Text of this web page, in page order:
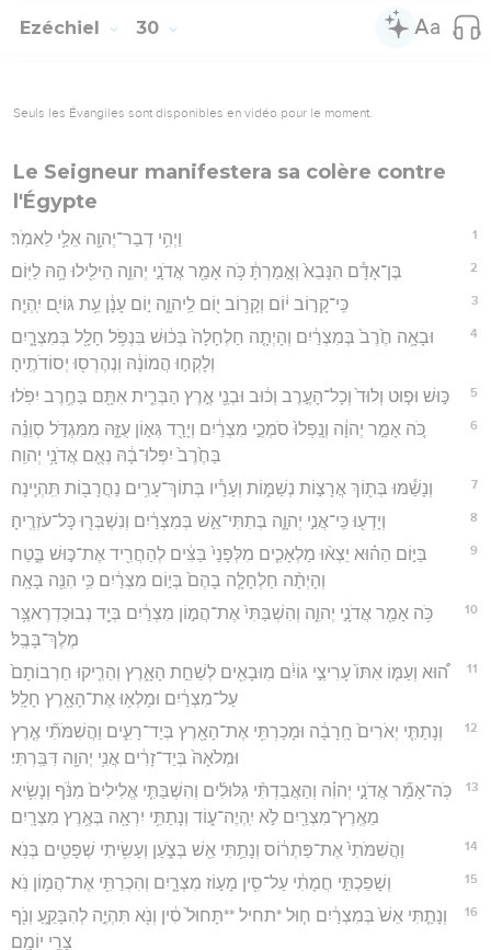
Ezéchiel 30
Seuls les Évangiles sont disponibles en vidéo pour le moment.
Le Seigneur manifestera sa colère contre
l'Égypte
1 וַיְהִ֥י דְבַר־יְהוָ֖ה אֵלַ֥י לֵאמֹֽר׃
2 בֶּן־אָדָ֕ם הִנָּבֵא֙ וְאָ֣מַרְתָּ֔ כֹּ֥ה אָמַ֖ר אֲדֹנָ֣י יְהוִ֑ה הֵילִ֖ילוּ הָ֥הּ לַיּֽוֹם׃
3 כִּֽי־קָר֣וֹב י֔וֹם וְקָר֥וֹב י֖וֹם לַֽיהוָ֑ה י֣וֹם עָנָ֔ן עֵ֥ת גּוֹיִ֖ם יִֽהְיֶֽה׃
4
וּבָאָ֥ה חֶ֙רֶב֙ בְּמִצְרַ֔יִם וְהָיְתָ֤ה חַלְחָלָה֙ בְּכ֔וּשׁ בִּנְפֹ֥ל חָלָ֖ל בְּמִצְרָ֑יִם
וְלָקְח֣וּ הֲמוֹנָ֔הּ וְנֶהֶרְס֖וּ יְסוֹדֹתֶֽיהָ׃
5 כּ֣וּשׁ וּפ֤וּט וְלוּד֙ וְכָל־הָעֶ֣רֶב וְכ֔וּב וּבְנֵ֖י אֶ֣רֶץ הַבְּרִ֑ית אִתָּ֖ם בַּחֶ֥רֶב יִפֹּֽלוּ׃
6
כֹּ֚ה אָמַ֣ר יְהוָ֔ה וְנָֽפְלוּ֙ סֹמְכֵ֣י מִצְרַ֔יִם וְיָרַ֖ד גְּא֣וֹן עֻזָּ֑הּ מִמִּגְדֹּ֣ל סְוֵנֵ֗ה
בַּחֶ֙רֶב֙ יִפְּלוּ־בָ֔הּ נְאֻ֖ם אֲדֹנָ֥י יְהוִֽה׃
7 וְנָשַׁ֕מּוּ בְּת֖וֹךְ אֲרָצ֣וֹת נְשַׁמּ֑וֹת וְעָרָ֕יו בְּתוֹךְ־עָרִ֥ים נַחֲרָב֖וֹת תִּֽהְיֶֽינָה׃
8 וְיָדְע֖וּ כִּֽי־אֲנִ֣י יְהוָ֑ה בְּתִתִּי־אֵ֣שׁ בְּמִצְרַ֔יִם וְנִשְׁבְּר֖וּ כָּל־עֹזְרֶֽיהָ׃
9
בַּיּ֣וֹם הַה֗וּא יֵצְא֨וּ מַלְאָכִ֤ים מִלְּפָנַי֙ בַּצִּ֔ים לְהַחֲרִ֖יד אֶת־כּ֣וּשׁ בֶּ֑טַח
וְהָיְתָ֨ה חַלְחָלָ֤ה בָהֶם֙ בְּי֣וֹם מִצְרַ֔יִם כִּ֥י הִנֵּ֖ה בָּאָֽה׃
10
כֹּ֥ה אָמַ֖ר אֲדֹנָ֣י יְהוִ֑ה וְהִשְׁבַּתִּי֙ אֶת־הֲמ֣וֹן מִצְרַ֔יִם בְּיַ֖ד נְבוּכַדְרֶאצַּ֥ר
מֶלֶךְ־בָּבֶֽל׃
11
ה֠וּא וְעַמּ֤וֹ אִתּוֹ֙ עָרִיצֵ֣י גוֹיִ֔ם מֽוּבָאִ֖ים לְשַׁחֵ֣ת הָאָ֑רֶץ וְהֵרִ֤יקוּ חַרְבוֹתָם֙
עַל־מִצְרַ֔יִם וּמָלְא֥וּ אֶת־הָאָ֖רֶץ חָלָֽל׃
12
וְנָתַתִּ֤י יְאֹרִים֙ חָֽרָבָ֔ה וּמָכַרְתִּ֥י אֶת־הָאָ֖רֶץ בְּיַד־רָעִ֑ים וַהֲשִׁמֹּתִ֞י אֶ֤רֶץ
וּמְלֹאָהּ֙ בְּיַד־זָרִ֔ים אֲנִ֥י יְהוָ֖ה דִּבַּֽרְתִּי׃
13
כֹּֽה־אָמַ֞ר אֲדֹנָ֣י יְהוִ֗ה וְהַאֲבַדְתִּ֨י גִלּוּלִ֜ים וְהִשְׁבַּתִּ֤י אֱלִילִים֙ מִנֹּ֔ף וְנָשִׂ֥יא
מֵאֶֽרֶץ־מִצְרַ֖יִם לֹ֣א יִֽהְיֶה־ע֑וֹד וְנָתַתִּ֥י יִרְאָ֖ה בְּאֶ֥רֶץ מִצְרָֽיִם׃
14 וַהֲשִׁמֹּתִי֙ אֶת־פַּתְר֔וֹס וְנָתַ֥תִּי אֵ֖שׁ בְּצֹ֑עַן וְעָשִׂ֥יתִי שְׁפָטִ֖ים בְּנֹֽא׃
15 וְשָׁפַכְתִּ֣י חֲמָתִ֔י עַל־סִ֖ין מָע֣וֹז מִצְרָ֑יִם וְהִכְרַתִּ֖י אֶת־הֲמ֥וֹן נֹֽא׃
16
וְנָתַ֤תִּי אֵשׁ֙ בְּמִצְרַ֔יִם ח֤וּל *תחיל **תָּחוּל֙ סִ֔ין וְנֹ֖א תִּהְיֶ֣ה לְהִבָּקֵ֑עַ וְנֹ֖ף
צָרֵ֥י יוֹמָֽם׃